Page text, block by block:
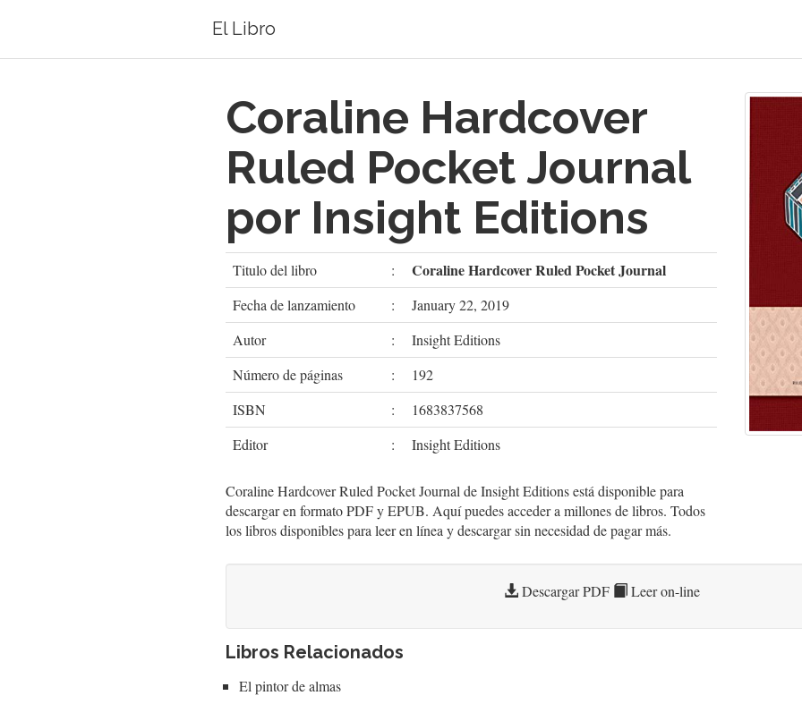
El Libro
Coraline Hardcover
Ruled Pocket Journal
por Insight Editions
Titulo del libro : Coraline Hardcover Ruled Pocket Journal
Fecha de lanzamiento :
January 22, 2019
Autor
:
Insight Editions
Número de páginas
:
192
ISBN
:
1683837568
Editor
: Insight Editions
Coraline Hardcover Ruled Pocket Journal de Insight Editions está disponible para
descargar en formato PDF y EPUB. Aquí puedes acceder a millones de libros. Todos
los libros disponibles para leer en línea y descargar sin necesidad de pagar más.
Descargar PDF Leer on-line
Libros Relacionados
El pintor de almas